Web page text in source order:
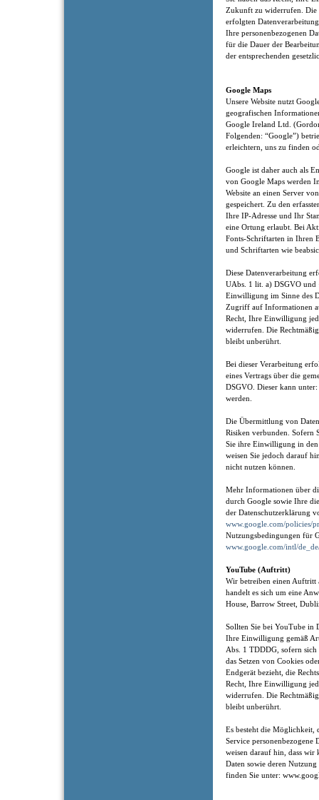
Zukunft zu widerrufen. Die
erfolgten
Ihre personenbezogenen
für die Dauer der
der entsprechenden
Google Maps
Unsere Website nutzt
geografischen
Google Ireland Ltd.
Folgenden: “Google”)
erleichtern, uns zu finden
Google ist daher auch als
von Google Maps werden
Website an einen Server
gespeichert. Zu den
Ihre IP-Adresse und Ihr
eine Ortung erlaubt. Bei
Fonts-Schriftarten in Ihren
und Schriftarten wie
Diese Datenverarbeitung
UAbs. 1 lit. a) DSGVO und
Einwilligung im Sinne des
Zugriff auf Informationen
Recht, Ihre Einwilligung
widerrufen. Die
bleibt unberührt.
Bei dieser Verarbeitung
eines Vertrags über die
DSGVO. Dieser kann unter:
werden.
Die Übermittlung von
Risiken verbunden. Sofern
Sie ihre Einwilligung in
weisen Sie jedoch darauf
nicht nutzen können.
Mehr Informationen über
durch Google sowie Ihre
der Datenschutzerklärung
www.google.com/policies/
Nutzungsbedingungen für
www.google.com/intl/
YouTube (Auftritt)
Wir betreiben einen
handelt es sich um eine
House, Barrow Street,
Sollten Sie bei YouTube in
Ihre Einwilligung gemäß
Abs. 1 TDDDG, sofern
das Setzen von Cookies
Endgerät bezieht, die
Recht, Ihre Einwilligung
widerrufen. Die
bleibt unberührt.
Es besteht die Möglichkeit,
Service personenbezogene
weisen darauf hin, dass
Daten sowie deren
finden Sie unter: